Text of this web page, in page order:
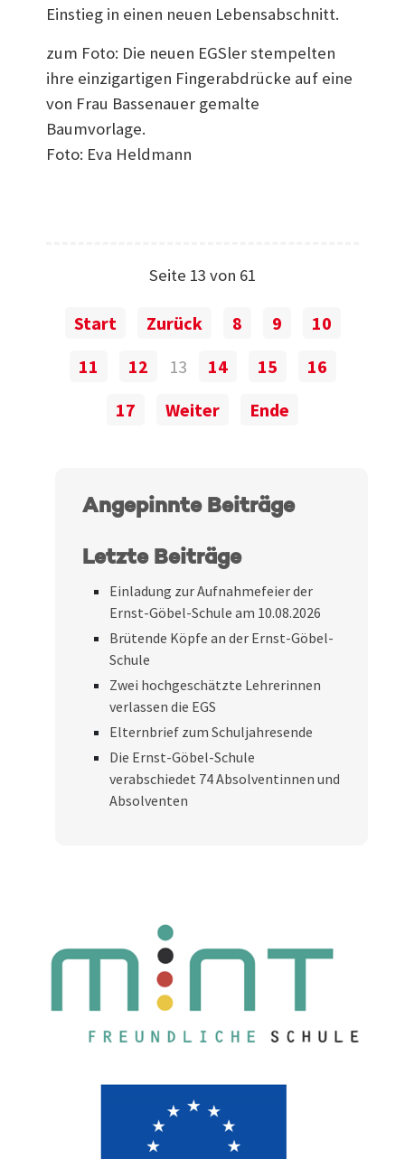
Einstieg in einen neuen Lebensabschnitt.
zum Foto: Die neuen EGSler stempelten
ihre einzigartigen Fingerabdrücke auf eine
von Frau Bassenauer gemalte
Baumvorlage.
Foto: Eva Heldmann
Seite 13 von 61
Start Zurück 8 9
10
11
12 13 14 15
16
17
Weiter Ende
Angepinnte Beiträge
Letzte Beiträge
Einladung zur Aufnahmefeier der
Ernst-Göbel-Schule am 10.08.2026
Brütende Köpfe an der Ernst-Göbel-
Schule
Zwei hochgeschätzte Lehrerinnen
verlassen die EGS
Elternbrief zum Schuljahresende
Die Ernst-Göbel-Schule
verabschiedet 74 Absolventinnen und
Absolventen